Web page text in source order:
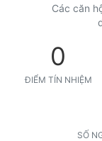
Các căn
0
ĐIỂM TÍN NHIỆM
SỐ